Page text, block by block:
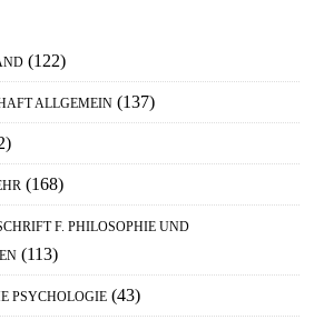
(122)
ALLGEMEIN (137)
(168)
F. PHILOSOPHIE UND
(113)
PSYCHOLOGIE (43)